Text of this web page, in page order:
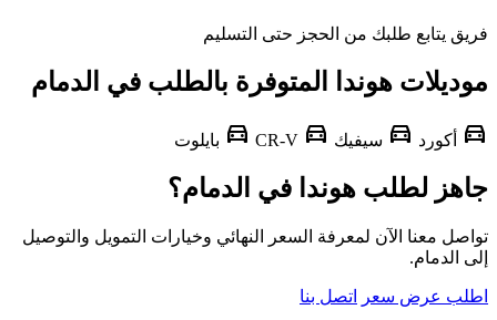
يتابع طلبك من الحجز حتى التسليم
هوندا المتوفرة بالطلب في الدمام
أكوردdirections_car سيفيكdirections_car
directions_carبايلوت
لطلب هوندا في الدمام؟
معنا الآن لمعرفة السعر النهائي وخيارات التمويل والتوصيل
الدمام.
عرض سعر اتصل بنا